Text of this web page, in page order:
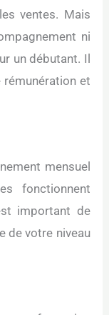
ventes. Mais
ni
un débutant. Il
rémunération et
mensuel
fonctionnent
important de
de votre niveau